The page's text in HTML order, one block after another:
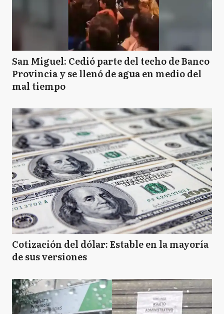
Chacabuco
C Chascomús
CS Coronel Suarez
D Daireaux
E Ensenada
FV Florencio Varela
San Miguel: Cedió parte del techo de Banco
Provincia y se llenó de agua en medio del
mal tiempo
Cotización del dólar: Estable en la mayoría
de sus versiones